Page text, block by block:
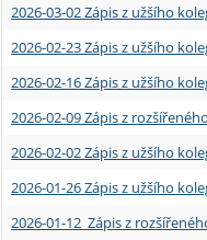
2026-03-02 Zápis z užšího
2026-02-23 Zápis z užšího
2026-02-16 Zápis z užšího
2026-02-09 Zápis z
2026-02-02 Zápis z užšího
2026-01-26 Zápis z užšího
2026-01-12 Zápis z